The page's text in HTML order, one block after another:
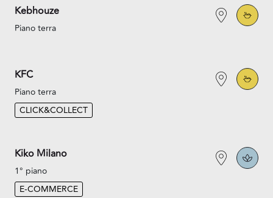
Kebhouze
Piano terra
KFC
Piano terra
CLICK&COLLECT
Kiko Milano
1° piano
E-COMMERCE